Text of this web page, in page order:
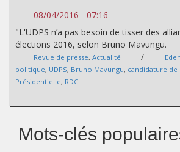
08/04/2016 - 07:16
"L'UDPS n’a pas besoin de tisser des
élections 2016, selon Bruno Mavungu.
Revue de presse, Actualité /
politique, UDPS, Bruno Mavungu, candidature
Présidentielle, RDC
Mots-clés